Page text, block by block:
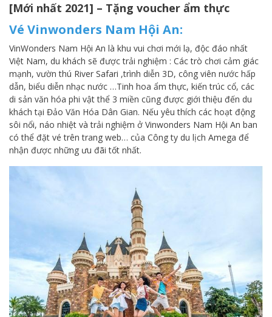
[Mới nhất 2021] – Tặng voucher ẩm thực
Vé Vinwonders Nam Hội An:
VinWonders Nam Hội An là khu vui chơi mới lạ, độc đáo nhất
Việt Nam, du khách sẽ được trải nghiệm : Các trò chơi cảm giác
mạnh, vườn thú River Safari ,trình diễn 3D, công viên nước hấp
dẫn, biểu diễn nhạc nước …Tinh hoa ẩm thực, kiến trúc cổ, các
di sản văn hóa phi vật thể 3 miền cũng được giới thiệu đến du
khách tại Đảo Văn Hóa Dân Gian. Nếu yêu thích các hoạt động
sôi nổi, náo nhiệt và trải nghiệm ở Vinwonders Nam Hội An ban
có thể đặt vé trên trang web… của Công ty du lịch Amega để
nhận được những ưu đãi tốt nhất.